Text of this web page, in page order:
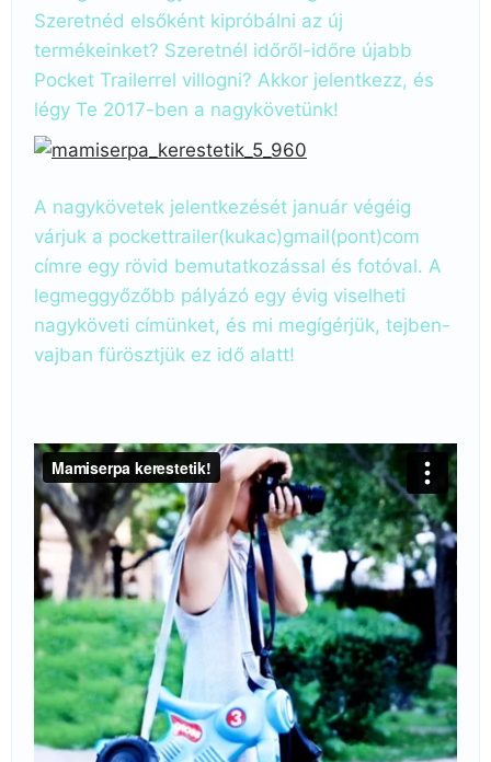
Szeretnéd elsőként kipróbálni az új
termékeinket? Szeretnél időről-időre újabb
Pocket Trailerrel villogni? Akkor jelentkezz, és
légy Te 2017-ben a nagykövetünk!
A nagykövetek jelentkezését január végéig
várjuk a pockettrailer(kukac)gmail(pont)com
címre egy rövid bemutatkozással és fotóval. A
legmeggyőzőbb pályázó egy évig viselheti
nagyköveti címünket, és mi megígérjük, tejben-
vajban fürösztjük ez idő alatt!